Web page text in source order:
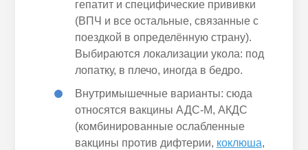
гепатит и специфические прививки
(ВПЧ и все остальные, связанные с
поездкой в определённую страну).
Выбираются локализации укола: под
лопатку, в плечо, иногда в бедро.
Внутримышечные варианты: сюда
относятся вакцины АДС-М, АКДС
(комбинированные ослабленные
вакцины против дифтерии, коклюша,